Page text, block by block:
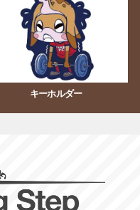
キーホルダー